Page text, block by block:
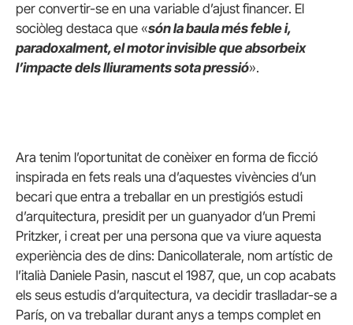
per convertir-se en una variable d’ajust financer. El
sociòleg destaca que «són la baula més feble i,
paradoxalment, el motor invisible que absorbeix
l’impacte dels lliuraments sota pressió».
Ara tenim l’oportunitat de conèixer en forma de ficció
inspirada en fets reals una d’aquestes vivències d’un
becari que entra a treballar en un prestigiós estudi
d’arquitectura, presidit per un guanyador d’un Premi
Pritzker, i creat per una persona que va viure aquesta
experiència des de dins: Danicollaterale, nom artístic de
l’italià Daniele Pasin, nascut el 1987, que, un cop acabats
els seus estudis d’arquitectura, va decidir traslladar-se a
París, on va treballar durant anys a temps complet en